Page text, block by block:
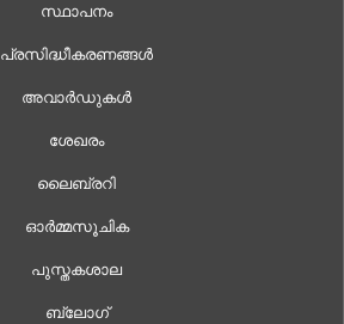
സ്ഥാപനം
പ്രസിദ്ധീകരണങ്ങൾ
അവാർഡുകൾ
ശേഖരം
ലൈബ്രറി
ഓർമ്മസൂചിക
പുസ്തകശാല
ബ്ലോഗ്